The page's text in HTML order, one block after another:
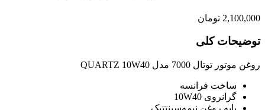
2,100,000 تومان
توضیحات کلی
روغن موتور توتال 7000 مدل QUARTZ 10W40
ساخت فرانسه
گرانروی 10W40
پایه روغن نیمه‌سینتتیک